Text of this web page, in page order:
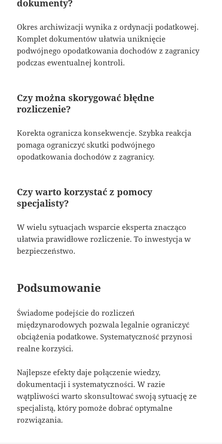
dokumenty?
Okres archiwizacji wynika z ordynacji podatkowej.
Komplet dokumentów ułatwia uniknięcie
podwójnego opodatkowania dochodów z zagranicy
podczas ewentualnej kontroli.
Czy można skorygować błędne
rozliczenie?
Korekta ogranicza konsekwencje. Szybka reakcja
pomaga ograniczyć skutki podwójnego
opodatkowania dochodów z zagranicy.
Czy warto korzystać z pomocy
specjalisty?
W wielu sytuacjach wsparcie eksperta znacząco
ułatwia prawidłowe rozliczenie. To inwestycja w
bezpieczeństwo.
Podsumowanie
Świadome podejście do rozliczeń
międzynarodowych pozwala legalnie ograniczyć
obciążenia podatkowe. Systematyczność przynosi
realne korzyści.
Najlepsze efekty daje połączenie wiedzy,
dokumentacji i systematyczności. W razie
wątpliwości warto skonsultować swoją sytuację ze
specjalistą, który pomoże dobrać optymalne
rozwiązania.